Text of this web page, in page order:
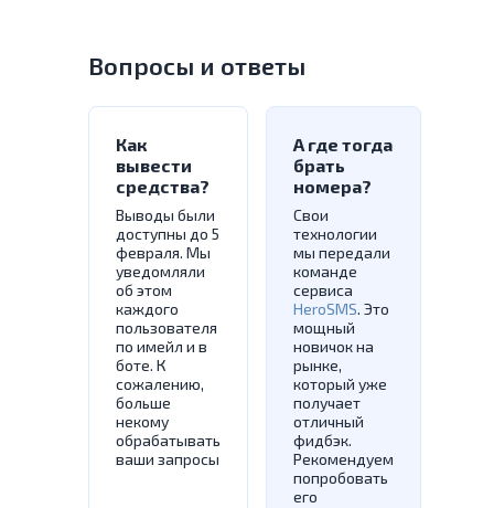
Вопросы и ответы
Как
вывести
средства?
Выводы были
доступны до 5
февраля. Мы
уведомляли
об этом
каждого
пользователя
по имейл и в
боте. К
сожалению,
больше
некому
обрабатывать
ваши запросы
А где тогда
брать
номера?
Свои
технологии
мы передали
команде
сервиса
HeroSMS. Это
мощный
новичок на
рынке,
который уже
получает
отличный
фидбэк.
Рекомендуем
попробовать
его